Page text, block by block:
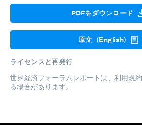
PDFをダウンロード
原文（English)
ライセンスと再発行
世界経済フォーラムレポートは、 利用規約
る場合があります。